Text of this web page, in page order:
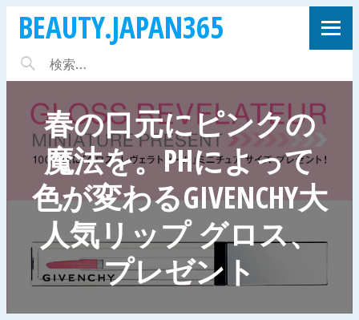
BEAUTY.JAPAN365
春の口元にピンクの
魔法を。PHによって
色が変わるGIVENCHY大
人気リップ グロス、
プレゼント